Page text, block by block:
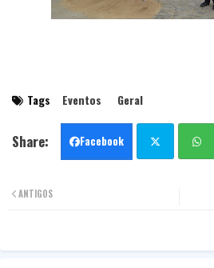
Tags Eventos Geral
Facebook
ANTIGOS